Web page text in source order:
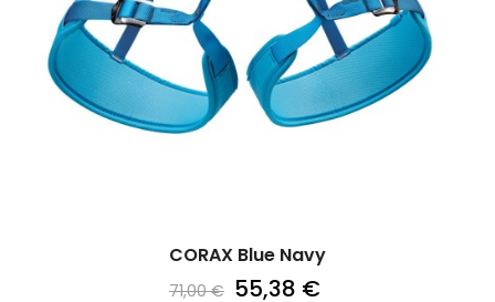
CORAX Blue Navy
71,00 € 55,38 €